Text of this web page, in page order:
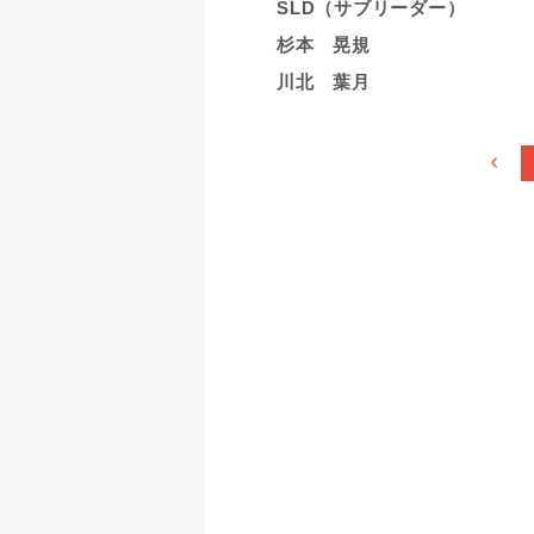
SLD（サブリーダー）
杉本 晃規
川北 葉月